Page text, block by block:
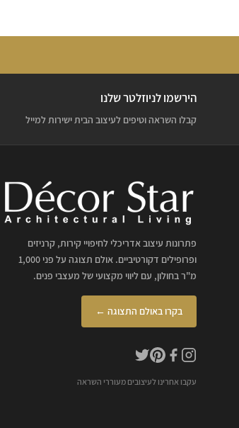
הירשמו לניוזלטר שלנו
קבלו השראה וטיפים לעיצוב הבית ישירות למייל
פתרונות עיצוב אדריכלי לחיפויי קירות, קרניזים
ופרופילים דקורטיביים. אולם תצוגה על פני 1,000
מ"ר בחולון, עם ליווי מקצועי של מעצבי פנים.
בקרו באולם התצוגה ←
עקבו אחרינו לעיצובים מעוררי השראה